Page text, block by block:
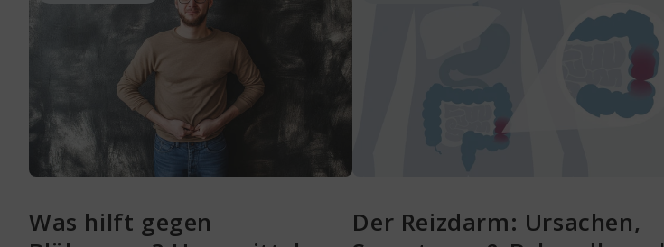
Was hilft gegen
Der Reizdarm: Ursachen,